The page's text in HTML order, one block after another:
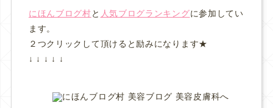
にほんブログ村と 人気ブログランキングに参加してい
ます。
２つクリックして頂けると励みになります★
↓ ↓ ↓ ↓ ↓